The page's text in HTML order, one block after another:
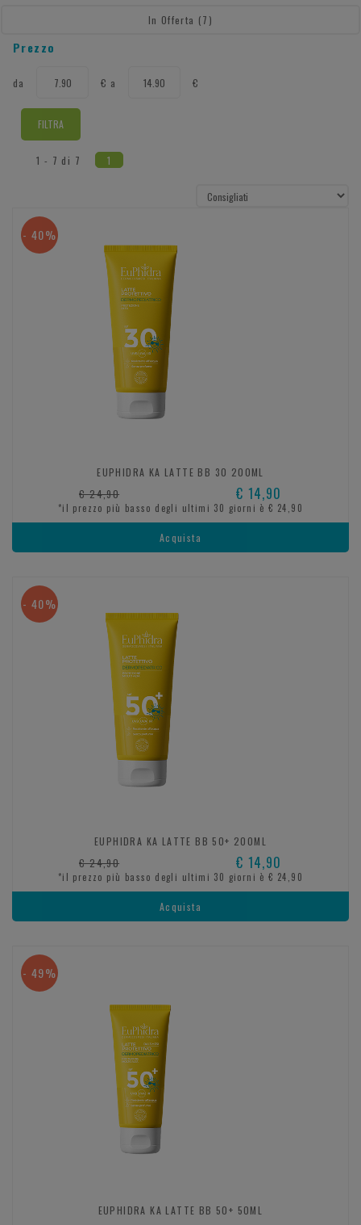
In Offerta (7)
Prezzo
da
da € aa €
1 - 7 di 7 1
EUPHIDRA KA LATTE BB 30 200ML
- 40%
€ 24,90 € 14,90
*il prezzo più basso degli ultimi 30 giorni è € 24,90
Acquista
EUPHIDRA KA LATTE BB 50+ 200ML
- 40%
€ 24,90 € 14,90
*il prezzo più basso degli ultimi 30 giorni è € 24,90
Acquista
EUPHIDRA KA LATTE BB 50+ 50ML
- 49%